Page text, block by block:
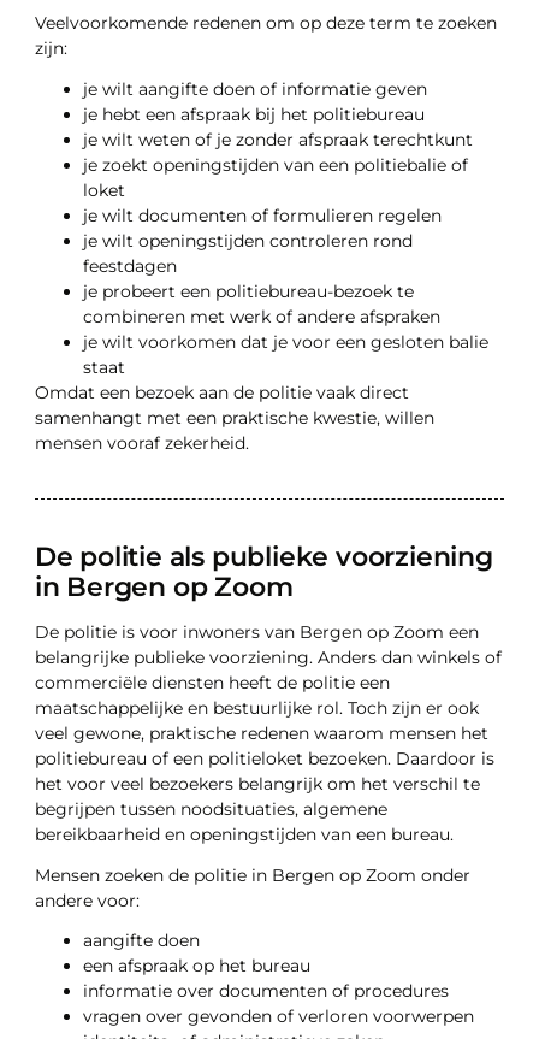
Veelvoorkomende redenen om op deze term te zoeken
zijn:
je wilt aangifte doen of informatie geven
je hebt een afspraak bij het politiebureau
je wilt weten of je zonder afspraak terechtkunt
je zoekt openingstijden van een politiebalie of
loket
je wilt documenten of formulieren regelen
je wilt openingstijden controleren rond
feestdagen
je probeert een politiebureau-bezoek te
combineren met werk of andere afspraken
je wilt voorkomen dat je voor een gesloten balie
staat
Omdat een bezoek aan de politie vaak direct
samenhangt met een praktische kwestie, willen
mensen vooraf zekerheid.
De politie als publieke voorziening
in Bergen op Zoom
De politie is voor inwoners van Bergen op Zoom een
belangrijke publieke voorziening. Anders dan winkels of
commerciële diensten heeft de politie een
maatschappelijke en bestuurlijke rol. Toch zijn er ook
veel gewone, praktische redenen waarom mensen het
politiebureau of een politieloket bezoeken. Daardoor is
het voor veel bezoekers belangrijk om het verschil te
begrijpen tussen noodsituaties, algemene
bereikbaarheid en openingstijden van een bureau.
Mensen zoeken de politie in Bergen op Zoom onder
andere voor:
aangifte doen
een afspraak op het bureau
informatie over documenten of procedures
vragen over gevonden of verloren voorwerpen